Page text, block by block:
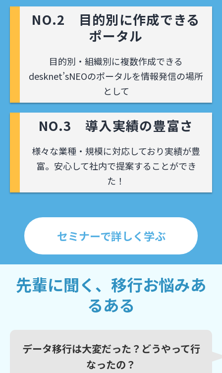
NO.2 目的別に作成できる
ポータル
目的別・組織別に複数作成できる
desknet’sNEOのポータルを情報発信の場所
として
NO.3 導入実績の豊富さ
様々な業種・規模に対応しており実績が豊
富。安心して社内で提案することができ
た！
セミナーで詳しく学ぶ
先輩に聞く、移行お悩みあ
るある
データ移行は大変だった？どうやって行
なったの？